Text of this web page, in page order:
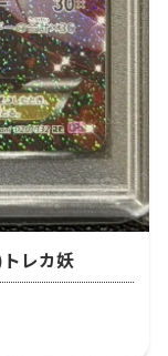
レカ妖